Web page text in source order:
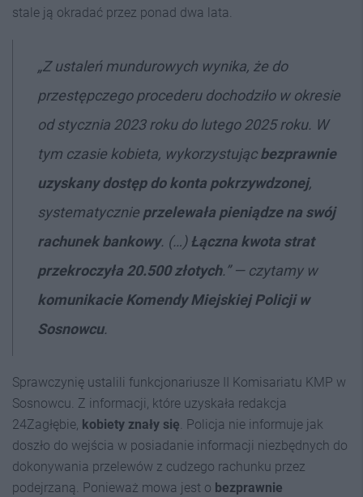
stale ją okradać przez ponad dwa lata.
„Z ustaleń mundurowych wynika, że do
przestępczego procederu dochodziło w okresie
od stycznia 2023 roku do lutego 2025 roku. W
tym czasie kobieta, wykorzystującbezprawnie
uzyskany dostęp do konta pokrzywdzonej,
systematycznie przelewała pieniądze na swój
rachunek bankowy. (…) Łączna kwota strat
przekroczyła 20.500 złotych.” — czytamy w
komunikacie Komendy Miejskiej Policji w
Sosnowcu.
Sprawczynię ustalili funkcjonariusze II Komisariatu KMP w
Sosnowcu. Z informacji, które uzyskała redakcja
24Zagłębie, kobiety znały się . Policja nie informuje jak
doszło do wejścia w posiadanie informacji niezbędnych do
dokonywania przelewów z cudzego rachunku przez
podejrzaną. Ponieważ mowa jest o bezprawnie